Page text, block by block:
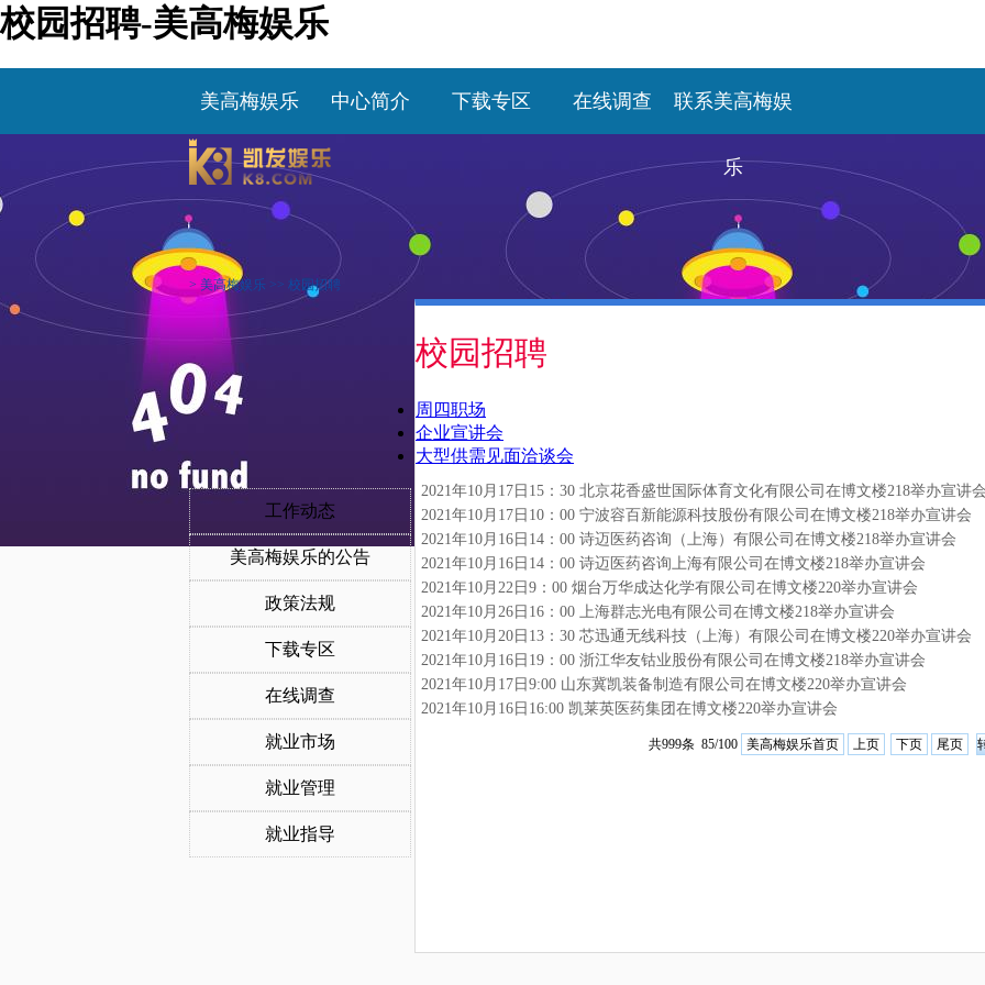
校园招聘-美高梅娱乐
美高梅娱乐 中心简介 下载专区 在线调查 联系美高梅娱
乐
> 美高梅娱乐 >> 校园招聘
工作动态
美高梅娱乐的公告
政策法规
下载专区
在线调查
就业市场
就业管理
就业指导
校园招聘
周四职场
企业宣讲会
大型供需见面洽谈会
2021年10月17日15：30 北京花香盛世国际体育文化有限公司在博文楼218举办宣讲
2021年10月17日10：00 宁波容百新能源科技股份有限公司在博文楼218举办宣讲会
2021年10月16日14：00 诗迈医药咨询（上海）有限公司在博文楼218举办宣讲会
2021年10月16日14：00 诗迈医药咨询上海有限公司在博文楼218举办宣讲会
2021年10月22日9：00 烟台万华成达化学有限公司在博文楼220举办宣讲会
2021年10月26日16：00 上海群志光电有限公司在博文楼218举办宣讲会
2021年10月20日13：30 芯迅通无线科技（上海）有限公司在博文楼220举办宣讲会
2021年10月16日19：00 浙江华友钴业股份有限公司在博文楼218举办宣讲会
2021年10月17日9:00 山东冀凯装备制造有限公司在博文楼220举办宣讲会
2021年10月16日16:00 凯莱英医药集团在博文楼220举办宣讲会
共999条 85/100 美高梅娱乐首页 上页 下页 尾页